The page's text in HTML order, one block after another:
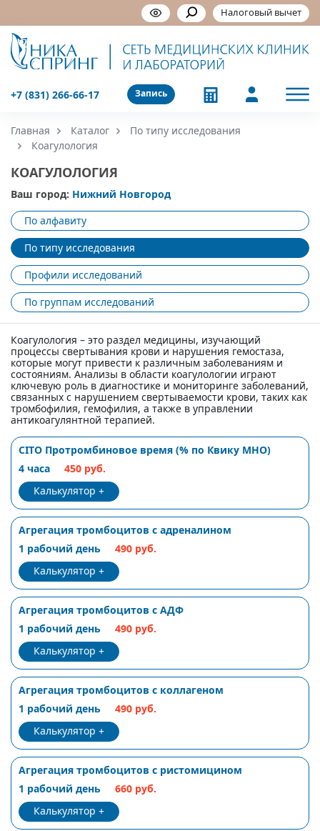
Налоговый вычет
Запись
+7 (831) 266-66-17
Главная Каталог
По типу исследования
Коагулология
КОАГУЛОЛОГИЯ
Ваш город: Нижний Новгород
По алфавиту
По типу исследования
Профили исследований
По группам исследований
Коагулология – это раздел медицины, изучающий
процессы свертывания крови и нарушения гемостаза,
которые могут привести к различным заболеваниям и
состояниям. Анализы в области коагулологии играют
ключевую роль в диагностике и мониторинге заболеваний,
связанных с нарушением свертываемости крови, таких как
тромбофилия, гемофилия, а также в управлении
антикоагулянтной терапией.
CITO Протромбиновое время (% по Квику МНО)
4 часа
450 руб.
Калькулятор
Агрегация тромбоцитов с адреналином
1 рабочий день
490 руб.
Калькулятор
Агрегация тромбоцитов с АДФ
1 рабочий день
490 руб.
Калькулятор
Агрегация тромбоцитов с коллагеном
1 рабочий день
490 руб.
Калькулятор
Агрегация тромбоцитов с ристомицином
1 рабочий день
660 руб.
Калькулятор